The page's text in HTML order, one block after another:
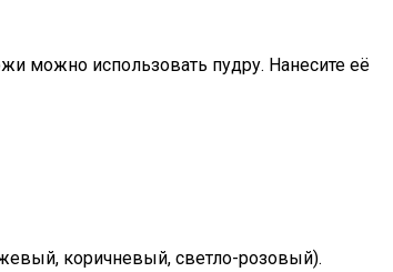
можно использовать пудру. Нанесите её
коричневый, светло-розовый).